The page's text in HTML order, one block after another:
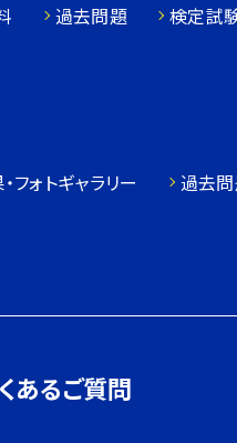
過去問題 検定試
フォトギャラリー 過去
あるご質問